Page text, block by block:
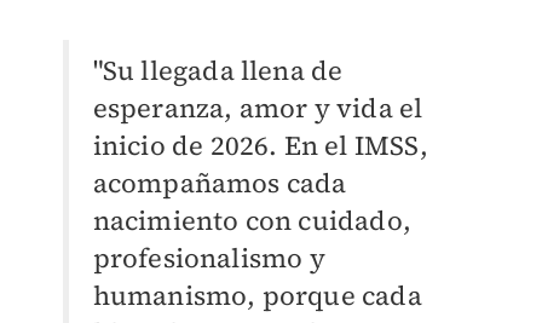
"Su llegada llena de
esperanza, amor y vida el
inicio de 2026. En el IMSS,
acompañamos cada
nacimiento con cuidado,
profesionalismo y
humanismo, porque cada